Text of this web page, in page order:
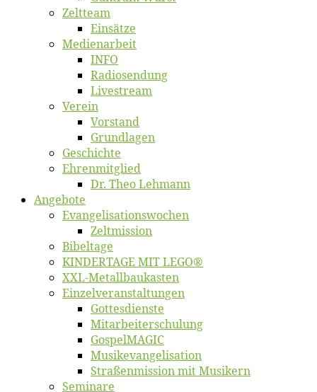
Zelt­team
Ein­sät­ze
Me­di­en­ar­beit
INFO
Ra­dio­sen­dung
Live­stream
Ver­ein
Vor­stand
Grund­la­gen
Ge­schich­te
Eh­ren­mit­glied
Dr. Theo Lehmann
An­ge­bo­te
Evangelisa­tions­wo­chen
Zelt­mis­si­on
Bi­bel­ta­ge
KINDERTAGE MIT LEGO®
XXL-Me­­tal­l­­bau­­kas­­ten
Einzelver­an­stal­tungen
Got­tes­diens­te
Mitarbeiter­schulung
Gos­pel­MA­GIC
Musikevan­ge­li­sa­tion
Straßenmis­sion mit Musikern
Se­mi­na­re